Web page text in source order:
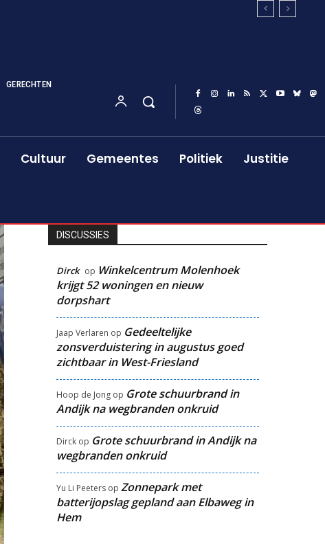
GERECHTEN
Cultuur Gemeentes Politiek Justitie
DISCUSSIES
Dirck op Winkelcentrum Molenhoek
krijgt 52 woningen en nieuw
dorpshart
Jaap Verlaren op Gedeeltelijke
zonsverduistering in augustus goed
zichtbaar in West-Friesland
Hoop de Jongop Grote schuurbrand in
Andijk na wegbranden onkruid
Dirckop Grote schuurbrand in Andijk na
wegbranden onkruid
Yu Li Peetersop Zonnepark met
batterijopslag gepland aan Elbaweg in
Hem